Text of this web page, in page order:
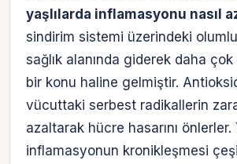
yaşlılarda inflamasyonu nasıl
sindirim sistemi üzerindeki
sağlık alanında giderek daha
bir konu haline gelmiştir.
vücuttaki serbest radikallerin
azaltarak hücre hasarını önlerler.
inflamasyonun kronikleşmesi